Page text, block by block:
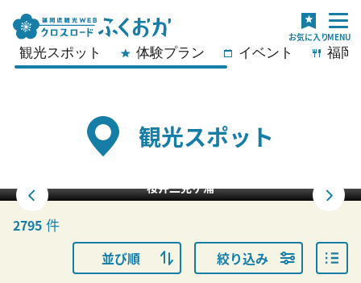
観光スポット 体験プラン イベント 福岡
観光スポット
福ふくの里の「菜の花」
2795 件
並び順 絞り込み